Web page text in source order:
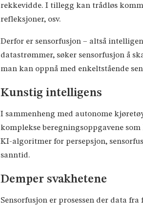
rekkevidde. I tillegg kan trådløs
refleksjoner, osv.
Derfor er sensorfusjon – altså
datastrømmer, søker sensorfusjon å
man kan oppnå med enkeltstående
Kunstig intelligens
I sammenheng med autonome
komplekse beregningsoppgavene
KI-algoritmer for persepsjon,
sanntid.
Demper svakhetene
Sensorfusjon er prosessen der data